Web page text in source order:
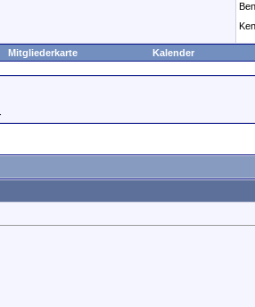
Mitgliederkarte Kalender